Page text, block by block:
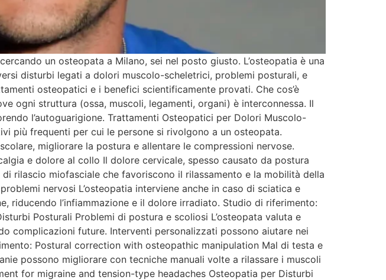
un osteopata a Milano, sei nel posto giusto. L’osteopatia è una
disturbi legati a dolori muscolo-scheletrici, problemi posturali, e
osteopatici e i benefici scientificamente provati. Che cos’è
ogni struttura (ossa, muscoli, legamenti, organi) è interconnessa. Il
l’autoguarigione. Trattamenti Osteopatici per Dolori Muscolo-
più frequenti per cui le persone si rivolgono a un osteopata.
migliorare la postura e allentare le compressioni nervose.
e dolore al collo Il dolore cervicale, spesso causato da postura
rilascio miofasciale che favoriscono il rilassamento e la mobilità della
nervosi L’osteopatia interviene anche in caso di sciatica e
riducendo l’infiammazione e il dolore irradiato. Studio di riferimento:
Posturali Problemi di postura e scoliosi L’osteopata valuta e
complicazioni future. Interventi personalizzati possono aiutare nei
Postural correction with osteopathic manipulation Mal di testa e
possono migliorare con tecniche manuali volte a rilassare i muscoli
for migraine and tension-type headaches Osteopatia per Disturbi